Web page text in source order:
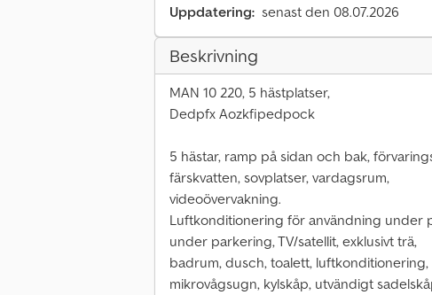
Uppdatering: senast den 08.07.2026
Beskrivning
MAN 10 220, 5 hästplatser,
Dedpfx Aozkfipedpock
5 hästar, ramp på sidan och bak,
färskvatten, sovplatser, vardagsrum,
videoövervakning.
Luftkonditionering för användning under
under parkering, TV/satellit, exklusivt trä,
badrum, dusch, toalett,
mikrovågsugn, kylskåp, utvändigt